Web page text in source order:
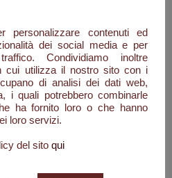
di qualsiasi materia
parabeni, olio di palma,
lauril solfato, les,
pvp, mea, edta, peg e
proprio rituale di benessere
personalizzare contenuti ed
dei social media e per
Condividiamo inoltre
cui utilizza il nostro sito con i
di analisi dei dati web,
i quali potrebbero combinarle
ha fornito loro o che hanno
loro servizi.
del sito qui